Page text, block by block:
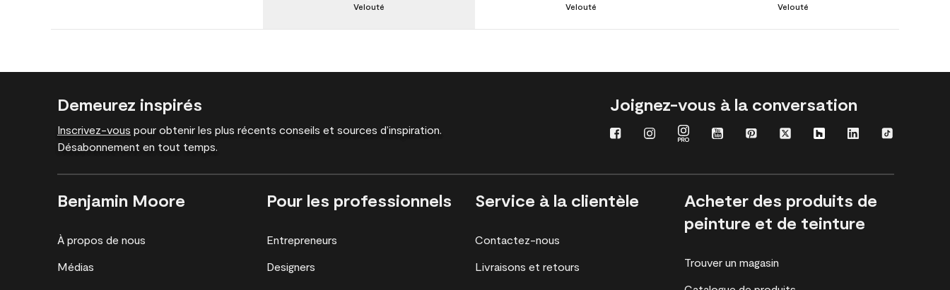
Velouté Velouté Velouté
Demeurez inspirés
Inscrivez-vous pour obtenir les plus récents conseils et sources d’inspiration.
Désabonnement en tout temps.
Joignez-vous à la conversation
Benjamin Moore
À propos de nous
Médias
Pour les professionnels
Entrepreneurs
Designers
Service à la clientèle
Contactez-nous
Livraisons et retours
Acheter des produits de
peinture et de teinture
Trouver un magasin